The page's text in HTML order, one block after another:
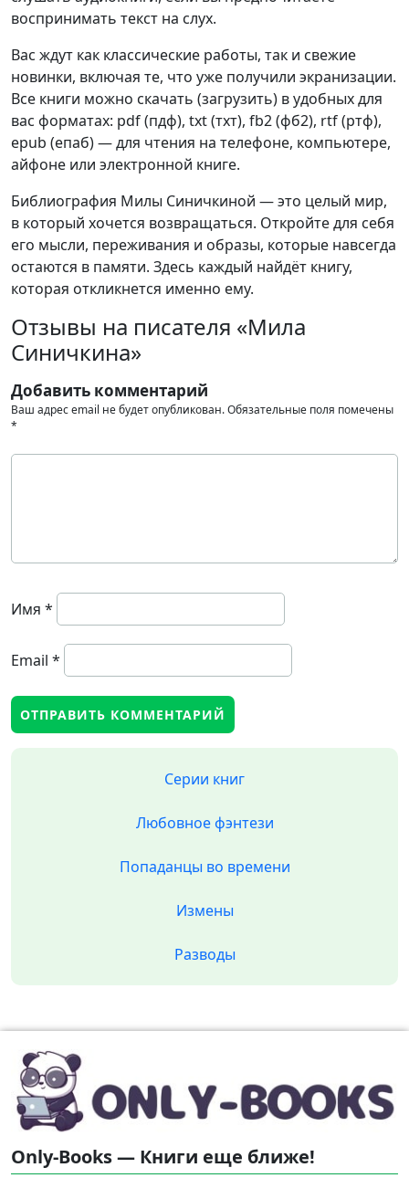
воспринимать текст на слух.
Вас ждут как классические работы, так и свежие
новинки, включая те, что уже получили экранизации.
Все книги можно скачать (загрузить) в удобных для
вас форматах: pdf (пдф), txt (тхт), fb2 (фб2), rtf (ртф),
epub (епаб) — для чтения на телефоне, компьютере,
айфоне или электронной книге.
Библиография Милы Синичкиной — это целый мир,
в который хочется возвращаться. Откройте для себя
его мысли, переживания и образы, которые навсегда
остаются в памяти. Здесь каждый найдёт книгу,
которая откликнется именно ему.
Отзывы на писателя «Мила
Синичкина»
Добавить комментарий
Ваш адрес email не будет опубликован.Обязательные поля помечены
*
Имя *
Email *
Серии книг
Любовное фэнтези
Попаданцы во времени
Измены
Разводы
Only-Books — Книги еще ближе!